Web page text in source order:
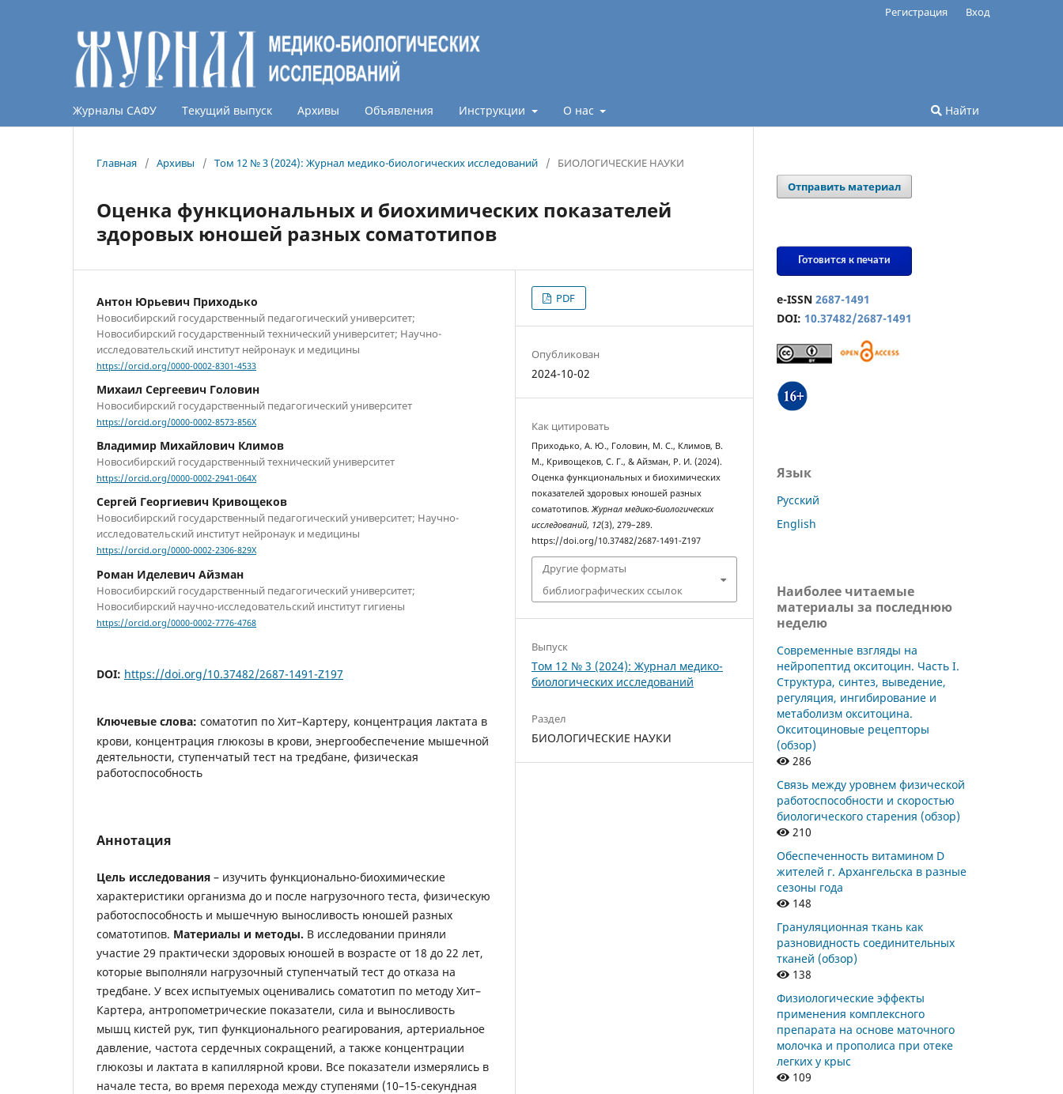
Журналы САФУ Текущий выпуск Архивы Объявления Инструкции О нас Найти
Регистрация Вход
Главная / Архивы / Том 12 № 3 (2024): Журнал медико-биологических исследований / БИОЛОГИЧЕСКИЕ НАУКИ
Оценка функциональных и биохимических показателей
здоровых юношей разных соматотипов
Антон Юрьевич Приходько
Новосибирский государственный педагогический университет;
Новосибирский государственный технический университет; Научно-
исследовательский институт нейронаук и медицины
https://orcid.org/0000-0002-8301-4533
Михаил Сергеевич Головин
Новосибирский государственный педагогический университет
https://orcid.org/0000-0002-8573-856X
Владимир Михайлович Климов
Новосибирский государственный технический университет
https://orcid.org/0000-0002-2941-064X
Сергей Георгиевич Кривощеков
Новосибирский государственный педагогический университет; Научно-
исследовательский институт нейронаук и медицины
https://orcid.org/0000-0002-2306-829X
Роман Иделевич Айзман
Новосибирский государственный педагогический университет;
Новосибирский научно-исследовательский институт гигиены
https://orcid.org/0000-0002-7776-4768
DOI: https://doi.org/10.37482/2687-1491-Z197
Ключевые слова: соматотип по Хит–Картеру, концентрация лактата в
крови, концентрация глюкозы в крови, энергообеспечение мышечной
деятельности, ступенчатый тест на тредбане, физическая
работоспособность
Аннотация
Цель исследования – изучить функционально-биохимические
характеристики организма до и после нагрузочного теста, физическую
работоспособность и мышечную выносливость юношей разных
соматотипов. Материалы и методы. В исследовании приняли
участие 29 практически здоровых юношей в возрасте от 18 до 22 лет,
которые выполняли нагрузочный ступенчатый тест до отказа на
тредбане. У всех испытуемых оценивались соматотип по методу Хит–
Картера, антропометрические показатели, сила и выносливость
мышц кистей рук, тип функционального реагирования, артериальное
давление, частота сердечных сокращений, а также концентрации
глюкозы и лактата в капиллярной крови. Все показатели измерялись в
начале теста, во время перехода между ступенями (10–15-секундная
PDF
Опубликован
2024-10-02
Как цитировать
Приходько, А. Ю., Головин, М. С., Климов, В.
М., Кривощеков, С. Г., & Айзман, Р. И. (2024).
Оценка функциональных и биохимических
показателей здоровых юношей разных
соматотипов.Журнал медико-биологических
исследований, 12(3), 279–289.
https://doi.org/10.37482/2687-1491-Z197
Другие форматы
библиографических ссылок
Выпуск
Том 12 № 3 (2024): Журнал медико-
биологических исследований
Раздел
БИОЛОГИЧЕСКИЕ НАУКИ
Отправить материал
Готовится к печати
e-ISSN 2687-1491
DOI: 10.37482/2687-1491
Язык
Русский
English
Наиболее читаемые
материалы за последнюю
неделю
Современные взгляды на
нейропептид окситоцин. Часть I.
Структура, синтез, выведение,
регуляция, ингибирование и
метаболизм окситоцина.
Окситоциновые рецепторы
(обзор)
286
Связь между уровнем физической
работоспособности и скоростью
биологического старения (обзор)
210
Обеспеченность витамином D
жителей г. Архангельска в разные
сезоны года
148
Грануляционная ткань как
разновидность соединительных
тканей (обзор)
138
Физиологические эффекты
применения комплексного
препарата на основе маточного
молочка и прополиса при отеке
легких у крыс
109